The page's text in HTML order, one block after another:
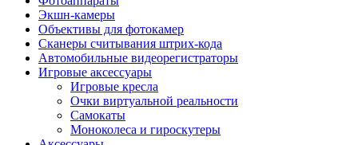
Экшн-камеры
Объективы для фотокамер
Сканеры считывания штрих-кода
Автомобильные видеорегистраторы
Игровые аксессуары
Игровые кресла
Очки виртуальной реальности
Самокаты
Моноколеса и гироскутеры